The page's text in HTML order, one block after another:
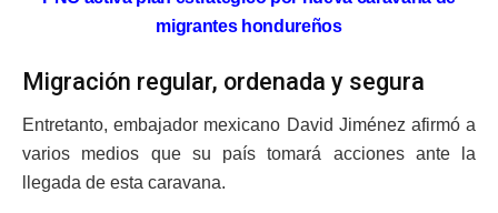
migrantes hondureños
Migración regular, ordenada y segura
Entretanto, embajador mexicano David Jiménez afirmó a
varios medios que su país tomará acciones ante la
llegada de esta caravana.